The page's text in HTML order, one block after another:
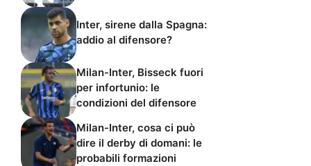
Inter, sirene dalla Spagna:
addio al difensore?
Milan-Inter, Bisseck fuori
per infortunio: le
condizioni del difensore
Milan-Inter, cosa ci può
dire il derby di domani: le
probabili formazioni